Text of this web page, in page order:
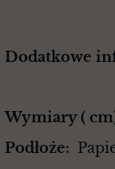
Dodatkowe
Wymiary (
Podłoże: